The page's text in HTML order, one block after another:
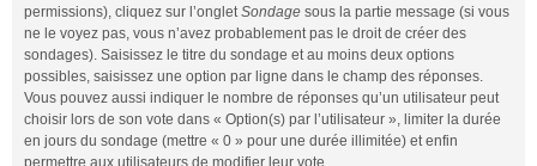
permissions), cliquez sur l’ongletSondage sous la partie message (si vous
ne le voyez pas, vous n’avez probablement pas le droit de créer des
sondages). Saisissez le titre du sondage et au moins deux options
possibles, saisissez une option par ligne dans le champ des réponses.
Vous pouvez aussi indiquer le nombre de réponses qu’un utilisateur peut
choisir lors de son vote dans « Option(s) par l’utilisateur », limiter la durée
en jours du sondage (mettre « 0 » pour une durée illimitée) et enfin
permettre aux utilisateurs de modifier leur vote.